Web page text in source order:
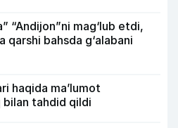
“Andijon”ni mag‘lub etdi,
qarshi bahsda g‘alabani
haqida ma’lumot
tahdid qildi